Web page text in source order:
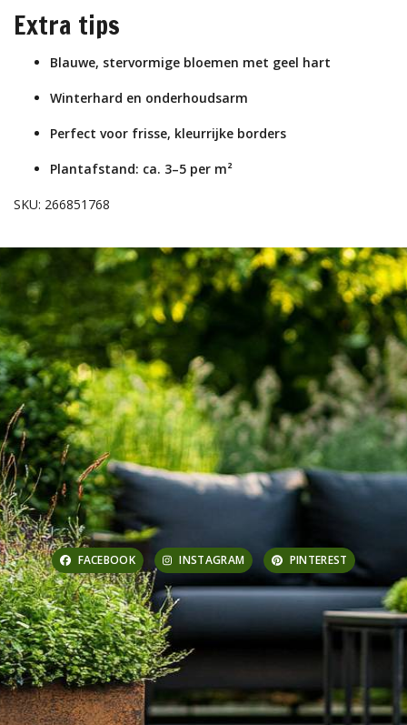
Extra tips
Blauwe, stervormige bloemen met geel hart
Winterhard en onderhoudsarm
Perfect voor frisse, kleurrijke borders
Plantafstand: ca. 3–5 per m²
SKU: 266851768
FACEBOOK INSTAGRAM PINTEREST